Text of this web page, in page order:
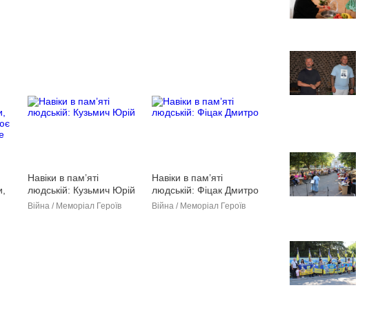
Навіки в пам’яті
людській: Кузьмич Юрій
Війна / Меморіал Героїв
Навіки в пам’яті
людській: Фіцак Дмитро
Війна / Меморіал Героїв